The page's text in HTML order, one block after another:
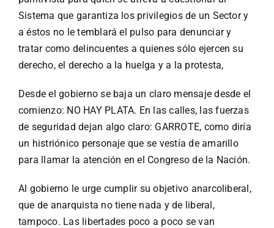
Sistema que garantiza los privilegios de un Sector y
a éstos no le temblará el pulso para denunciar y
tratar como delincuentes a quienes sólo ejercen su
derecho, el derecho a la huelga y a la protesta,
Desde el gobierno se baja un claro mensaje desde el
comienzo: NO HAY PLATA. En las calles, las fuerzas
de seguridad dejan algo claro: GARROTE, como diría
un histriónico personaje que se vestía de amarillo
para llamar la atención en el Congreso de la Nación.
Al gobierno le urge cumplir su objetivo anarcoliberal,
que de anarquista no tiene nada y de liberal,
tampoco. Las libertades poco a poco se van